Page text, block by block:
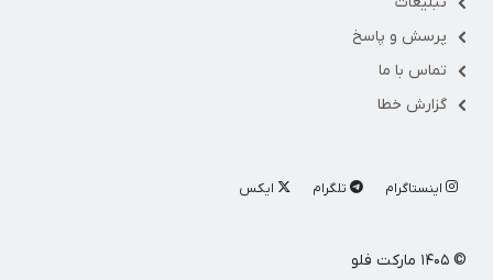
پرسش و پاسخ
تماس با ما
گزارش خطا
اینستاگرام تلگرام ایکس
© ۱۴۰۵ مارکت فلو